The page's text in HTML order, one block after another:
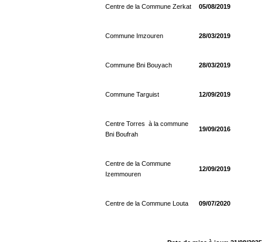
Centre de la Commune Zerkat 05/08/2019
Commune Imzouren 28/03/2019
Commune Bni Bouyach 28/03/2019
Commune Targuist 12/09/2019
Centre Torres à la commune
Bni Boufrah
19/09/2016
Centre de la Commune
Izemmouren
12/09/2019
Centre de la Commune Louta 09/07/2020